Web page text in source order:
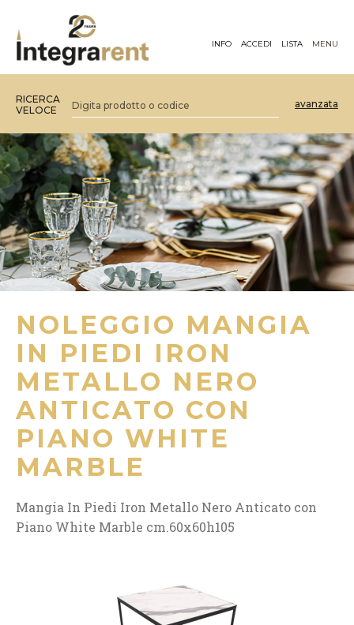
INFO ACCEDI LISTA MENU
RICERCA
VELOCE
avanzata
NOLEGGIO MANGIA
IN PIEDI IRON
METALLO NERO
ANTICATO CON
PIANO WHITE
MARBLE
Mangia In Piedi Iron Metallo Nero Anticato con
Piano White Marble cm.60x60h105